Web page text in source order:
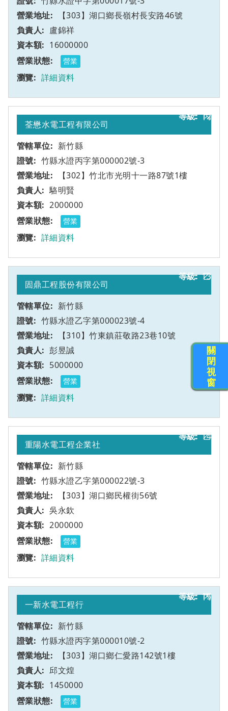
【303】湖口鄉長嶺村長安路46號
盧錦祥
16000000
營業
詳細資料
12
荃懋水電工程有限公司
新竹縣
竹縣水證丙字第000002號-3
【302】竹北市光明十一路87號1樓
丙
駱明賢
2000000
營業
詳細資料
13
固鼎工程股份有限公司
新竹縣
竹縣水證乙字第000023號-4
【310】竹東鎮莊敬路23巷10號
乙
彭昱誠
5000000
營業
詳細資料
14
重陽水電工程企業社
新竹縣
竹縣水證乙字第000022號-3
【303】湖口鄉民權街56號
乙
吳永欽
2000000
營業
詳細資料
15
一新水電工程行
新竹縣
竹縣水證丙字第000010號-2
【303】湖口鄉仁愛路142號1樓
丙
邱文煌
1450000
營業
關
閉
視
窗